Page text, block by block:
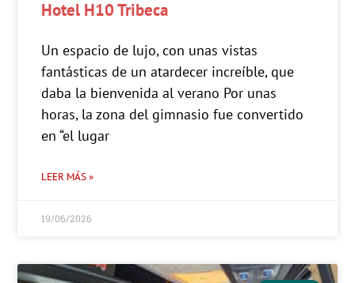
Hotel H10 Tribeca
Un espacio de lujo, con unas vistas
fantásticas de un atardecer increíble, que
daba la bienvenida al verano Por unas
horas, la zona del gimnasio fue convertido
en “el lugar
LEER MÁS »
19/06/2026